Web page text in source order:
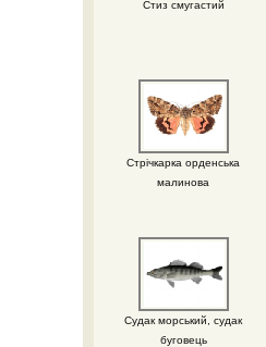
Стиз смугастий
Стрічкарка орденська
малинова
Судак морський, судак
буговець